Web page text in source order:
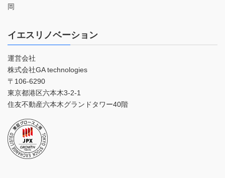
岡
イエスリノベーション
運営会社
株式会社GA technologies
〒106-6290
東京都港区六本木3-2-1
住友不動産六本木グランドタワー40階